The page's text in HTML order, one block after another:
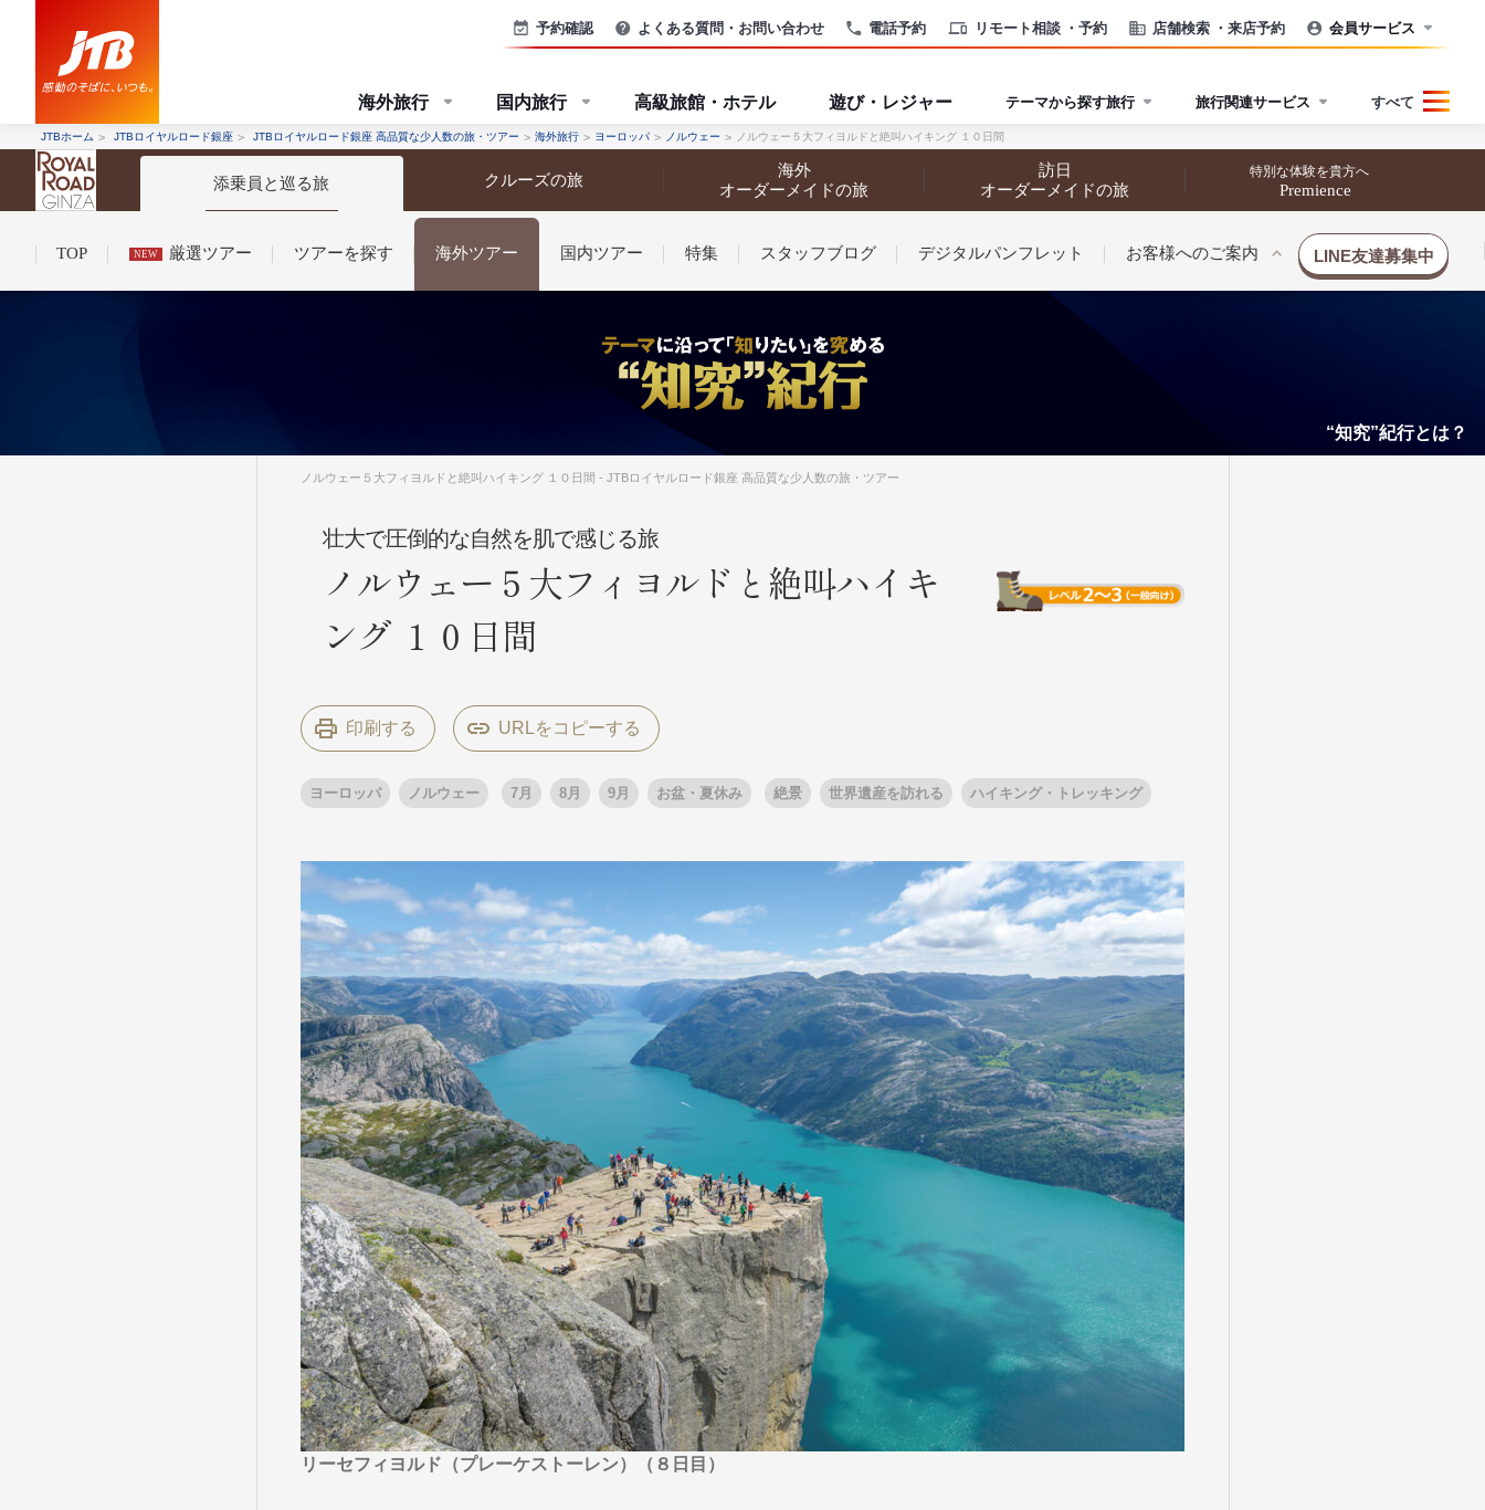
電話予約 リモート相談 ・予約 店舗検索 ・来店予約
予約確認 よくある質問・お問い合わせ 会員サービス
海外旅行 国内旅行 高級旅館・ホテル 遊び・レジャー テーマから探す旅行 旅行関連サービス すべて
JTBホーム JTBロイヤルロード銀座 JTBロイヤルロード銀座 高品質な少人数の旅・ツアー 海外旅行 ヨーロッパ ノルウェー ノルウェー５大フィヨルドと絶叫ハイキング １０日間
添乗員と巡る旅 クルーズの旅
海外
オーダーメイドの旅
訪日
オーダーメイドの旅
特別な体験を貴方へ
Premience
TOP NEW 厳選ツアー ツアーを探す 海外ツアー 国内ツアー 特集 スタッフブログ デジタルパンフレット お客様へのご案内
コンシェルジュ紹介お申し込みの流れ法人企業・自治体のみなさまへ
LINE友達募集中
条件から探す
条件から探す
キーワード
出発地とエリア
1月
2月 3月 4月 5月 6月 7月 8月 9月
10月
11月
12月 ゴールデンウィーク 年末年始
ブランド
“知究”紀行
GRAND'EX 夢の休日 | 海外旅行
目的・テーマから探す
美術鑑賞
ヨーロッパの田舎（村・町）
名門・名物ホテルに泊まる
特別企画
一都市滞在 お祭り・イベント
絶景
日系航空会社で行く
世界遺産を訪れる
1度は見てみたい遺跡
野生動物に出合う
オーロラ
名画鑑賞
お花・紅葉
鉄道の旅
ハイキング・トレッキング
専任ガイド・講師同行の旅
1名様からの旅
ラ・プルミエール（エールフランス航空）
条件から探す
条件から探す
キーワード
出発地とエリア
冬の国内旅行
1月 8月 9月 10月 11月 12月
お盆・夏休み
年末年始
ブランド
夢の休日 煌
夢の休日 国内旅行 四季彩紀行
目的・テーマから探す
紅葉
花火 季節の風景 特別企画
ラグジュアリーバスでめぐる
ガンツウ
TWILIGHT EXPRESS 瑞風
美食・旬の味覚を味わう
アドベンチャーツーリズム・ウォーキング
観光列車
島旅
芸術鑑賞（美術、音楽）・講師同行の旅
“知究”紀行とは？
ノルウェー５大フィヨルドと絶叫ハイキング １０日間 - JTBロイヤルロード銀座 高品質な少人数の旅・ツアー
壮大で圧倒的な自然を肌で感じる旅
ノルウェー５大フィヨルドと絶叫ハイキ
ング １０日間
印刷する
ヨーロッパ ノルウェー 7月 8月 9月 お盆・夏休み 絶景 世界遺産を訪れる ハイキング・トレッキング
リーセフィヨルド（プレーケストーレン）（８日目）